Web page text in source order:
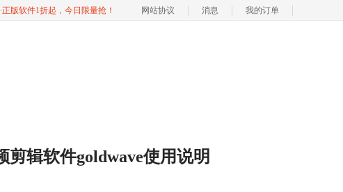
正版软件1折起，今日限量抢！ 网站协议 消息 我的订单
辑软件goldwave使用说明